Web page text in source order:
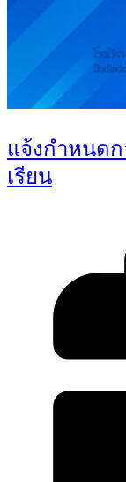
แจ้งกำหนด
เรียน